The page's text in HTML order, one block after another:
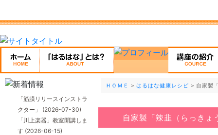
ＨＯＭＥ > はるはな健康レシピ > 自家製
自家製「辣韭（らっきょ
「筋膜リリースインストラ
クター」 (2026-07-30)
「川上楽器」教室開講しま
す (2026-06-15)